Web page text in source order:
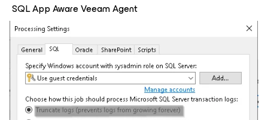
SQL App Aware Veeam Agent